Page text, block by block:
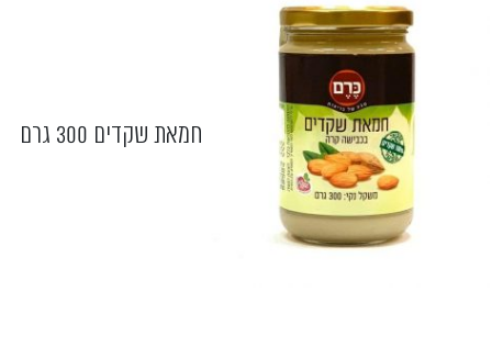
חמאת שקדים 300 גרם